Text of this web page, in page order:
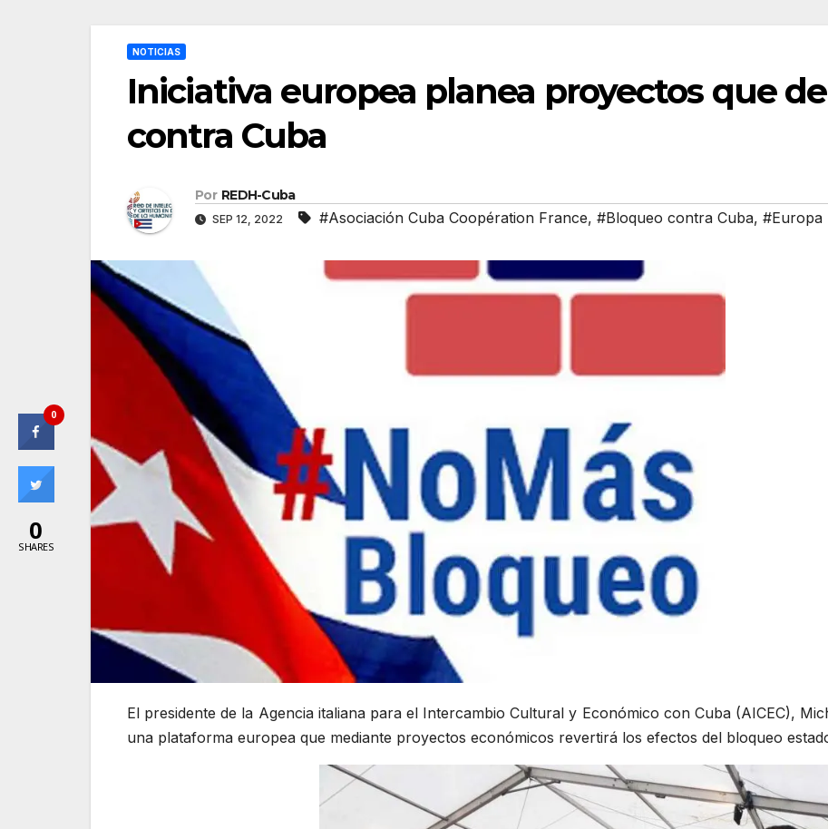
NOTICIAS
Iniciativa europea planea proyectos que
contra Cuba
Por REDH-Cuba
SEP 12, 2022 #Asociación Cuba Coopération France, #Bloqueo contra Cuba, #Europa
El presidente de la Agencia italiana para el Intercambio Cultural y Económico con Cuba (AICEC),
una plataforma europea que mediante proyectos económicos revertirá los efectos del bloqueo
0
0
SHARES